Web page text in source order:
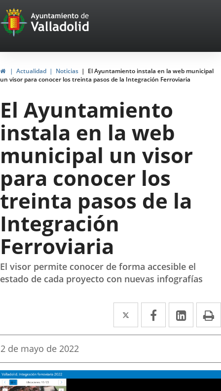
Portal
Web
del
Ayuntamiento
de
Valladolid
InicioActualidad Noticias
El Ayuntamiento instala en la web municipal
un visor para conocer los treinta pasos de la Integración Ferroviaria
El Ayuntamiento
instala en la web
municipal un visor
para conocer los
treinta pasos de la
Integración
Ferroviaria
El visor permite conocer de forma accesible el
estado de cada proyecto con nuevas infografías
Twitter
Enlace
a
aplicación
externa.
Facebook
Enlace
a
aplicación
externa.
Enlace
a
Fecha
la
noticia
2 de mayo de 2022